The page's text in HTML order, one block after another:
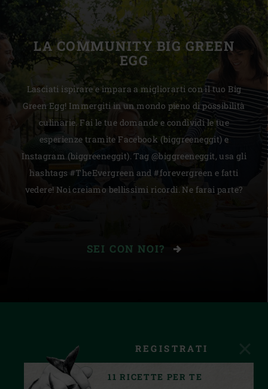
LA COMMUNITY BIG GREEN
EGG
Lasciati ispirare e impara a migliorarti con il tuo Big
Green Egg! Immergiti in un mondo pieno di possibilità
culinarie. Fai le tue domande e condividi le tue
esperienze tramite Facebook (biggreeneggit) e
Instagram (biggreeneggit). Tag @biggreeneggit, usa gli
hashtags #TheEvergreen and #forevergreen e fatti
vedere! Noi creiamo bellissimi ricordi. Ne farai parte?
SEI CON NOI?
REGISTRATI
11 RICETTE PER TE